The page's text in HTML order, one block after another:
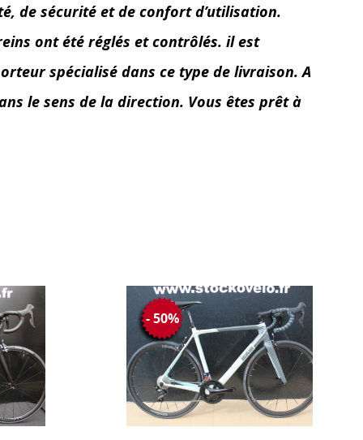
de sécurité et de confort d’utilisation.
ont été réglés et contrôlés. il est
spécialisé dans ce type de livraison. A
le sens de la direction. Vous êtes prêt à
- 50%